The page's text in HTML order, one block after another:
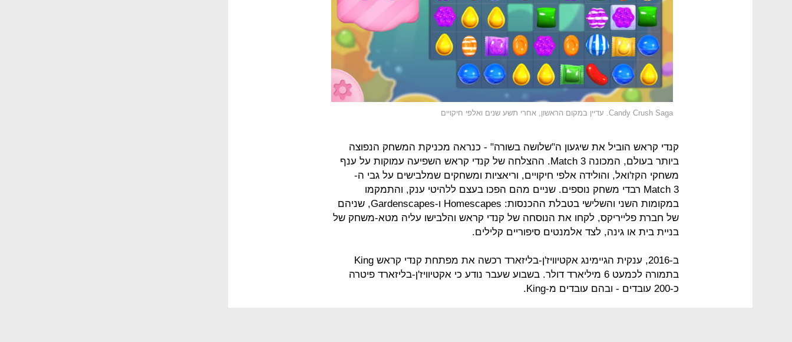
Candy Crush Saga. עדיין במקום הראשון, אחרי תשע שנים ואלפי חיקויים
קנדי קראש הוביל את שיגעון ה"שלושה בשורה" - כנראה מכניקת המשחק הנפוצה
ביותר בעולם, המכונה Match 3. ההצלחה של קנדי קראש השפיעה עמוקות על ענף
משחקי הקז'ואל, והולידה אלפי חיקויים, וריאציות ומשחקים שמלבישים על גבי ה-
Match 3 רבדי משחק נוספים. שניים מהם הפכו בעצם ללהיטי ענק, והתמקמו
במקומות השני והשלישי בטבלת ההכנסות: Homescapes ו-Gardenscapes, שניהם
של חברת פלייריקס, לקחו את הנוסחה של קנדי קראש והלבישו עליה מטא-משחק של
בניית בית או גינה, לצד אלמנטים סיפוריים קלילים.
ב-2016, ענקית הגיימינג אקטיוויז'ן-בליזארד רכשה את מפתחת קנדי קראש King
בתמורה לכמעט 6 מיליארד דולר. בשבוע שעבר נודע כי אקטיוויז'ן-בליזארד פיטרה
כ-200 עובדים - ובהם עובדים מ-King.